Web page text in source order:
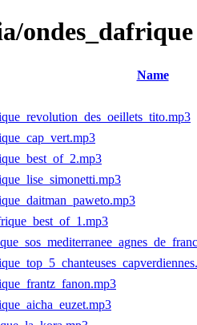
ondes_dafrique
Name